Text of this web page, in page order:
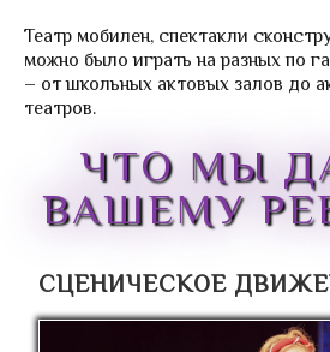
Театр мобилен, спектакли
можно было играть на разных по
– от школьных актовых залов до
театров.
ЧТО МЫ
ВАШЕМУ
СЦЕНИЧЕСКОЕ